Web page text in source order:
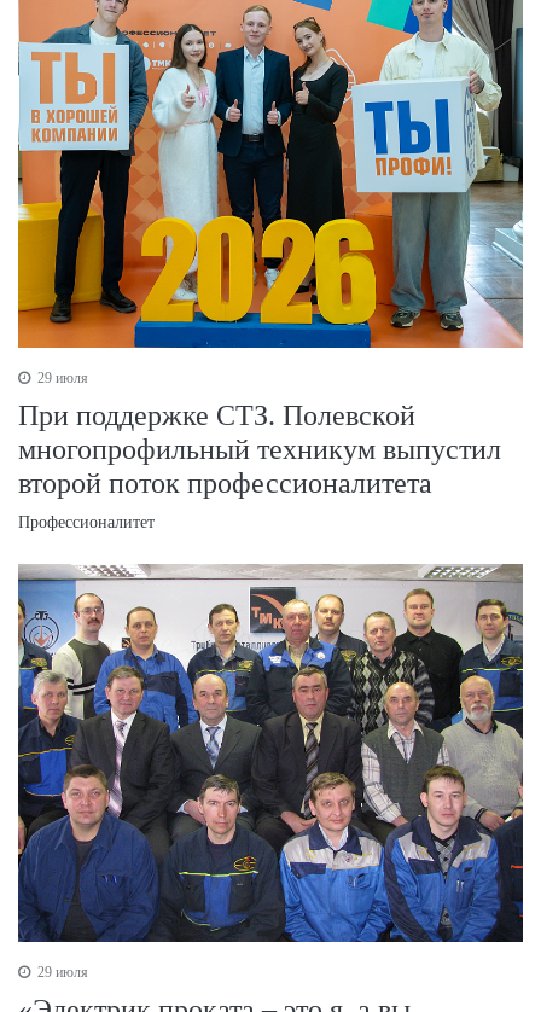
29 июля
При поддержке СТЗ. Полевской
многопрофильный техникум выпустил
второй поток профессионалитета
Профессионалитет
29 июля